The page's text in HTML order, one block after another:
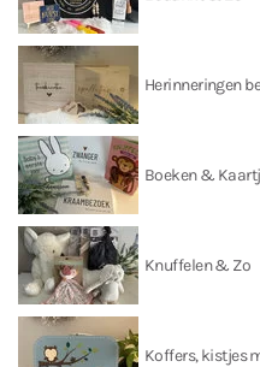
Herinneringen
Boeken &
Knuffelen & Zo
Koffers, kistjes